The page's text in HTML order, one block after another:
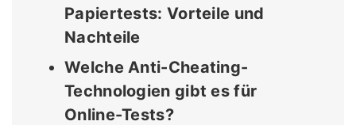
Papiertests: Vorteile und
Nachteile
Welche Anti-Cheating-
Technologien gibt es für
Online-Tests?